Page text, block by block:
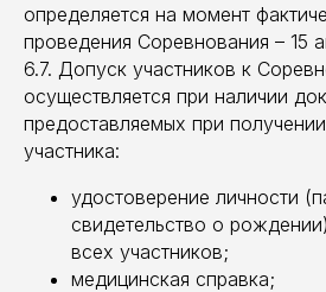
определяется на момент
проведения Соревнования – 15
6.7. Допуск участников к
осуществляется при наличии
предоставляемых при
участника:
удостоверение личности
свидетельство о
всех участников;
медицинская справка;